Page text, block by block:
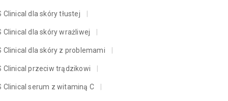
Clinical dla skóry tłustej
Clinical dla skóry wrażliwej
Clinical dla skóry z problemami
Clinical przeciw trądzikowi
Clinical serum z witaminą C